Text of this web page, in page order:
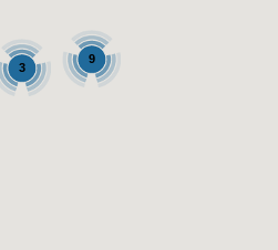
9
3